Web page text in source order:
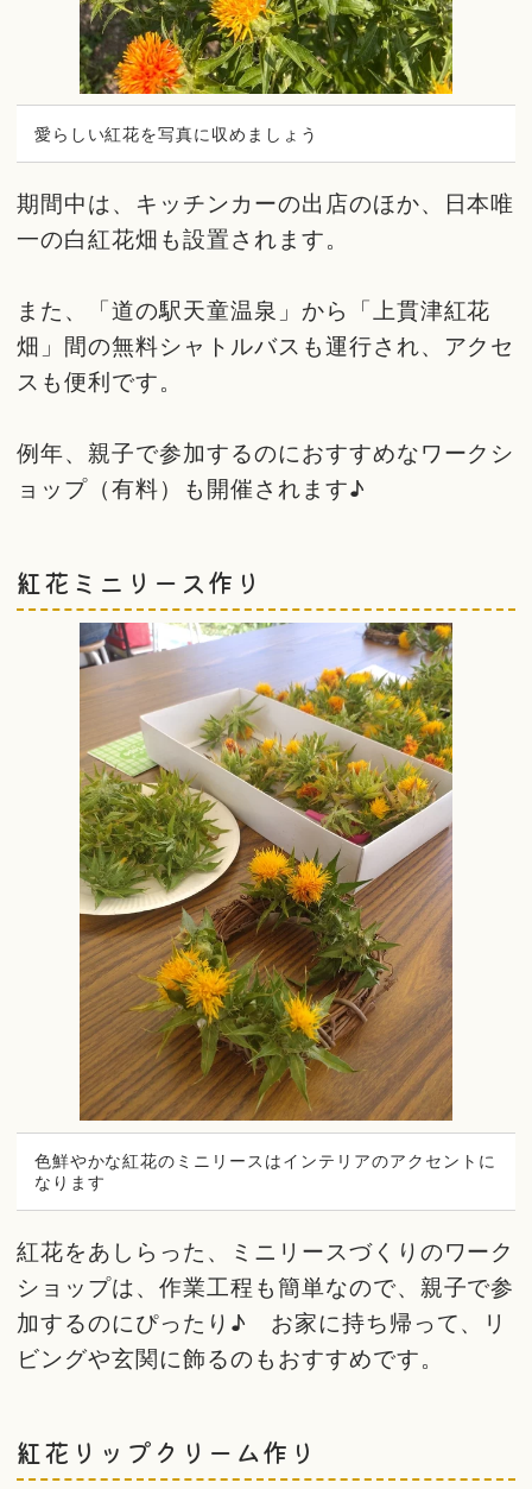
愛らしい紅花を写真に収めましょう
期間中は、キッチンカーの出店のほか、日本唯
一の白紅花畑も設置されます。
また、「道の駅天童温泉」から「上貫津紅花
畑」間の無料シャトルバスも運行され、アクセ
スも便利です。
例年、親子で参加するのにおすすめなワークシ
ョップ（有料）も開催されます♪
紅花ミニリース作り
色鮮やかな紅花のミニリースはインテリアのアクセントに
なります
紅花をあしらった、ミニリースづくりのワーク
ショップは、作業工程も簡単なので、親子で参
加するのにぴったり♪ お家に持ち帰って、リ
ビングや玄関に飾るのもおすすめです。
紅花リップクリーム作り